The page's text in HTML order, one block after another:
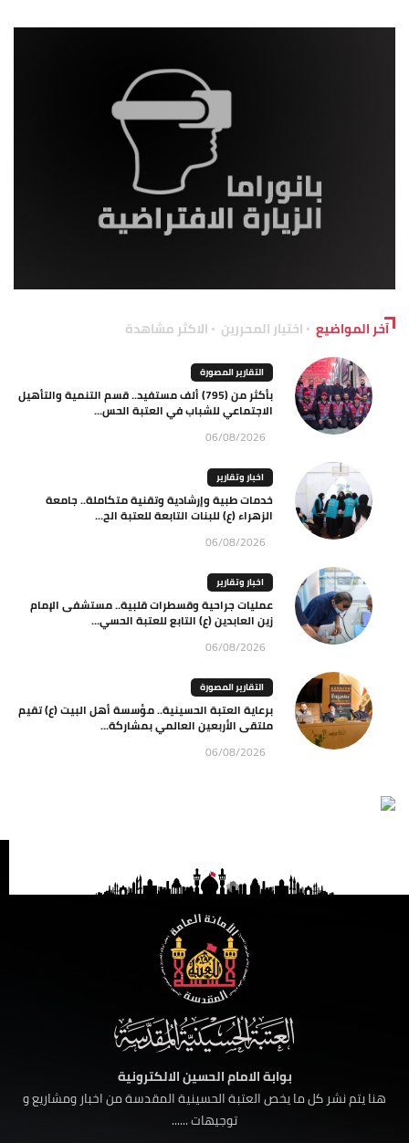
آخر المواضيع اختيار المحررين الاكثر مشاهدة
التقارير المصورة
بأكثر من (795) ألف مستفيد.. قسم التنمية والتأهيل
الاجتماعي للشباب في العتبة الحس...
06/08/2026
اخبار وتقارير
خدمات طبية وإرشادية وتقنية متكاملة.. جامعة
الزهراء (ع) للبنات التابعة للعتبة الح...
06/08/2026
اخبار وتقارير
عمليات جراحية وقسطرات قلبية.. مستشفى الإمام
زين العابدين (ع) التابع للعتبة الحسي...
06/08/2026
التقارير المصورة
برعاية العتبة الحسينية.. مؤسسة أهل البيت (ع) تقيم
ملتقى الأربعين العالمي بمشاركة...
06/08/2026
بوابة الامام الحسين الالكترونية
هنا يتم نشر كل ما يخص العتبة الحسينية المقدسة من اخبار ومشاريع و
توجيهات ......